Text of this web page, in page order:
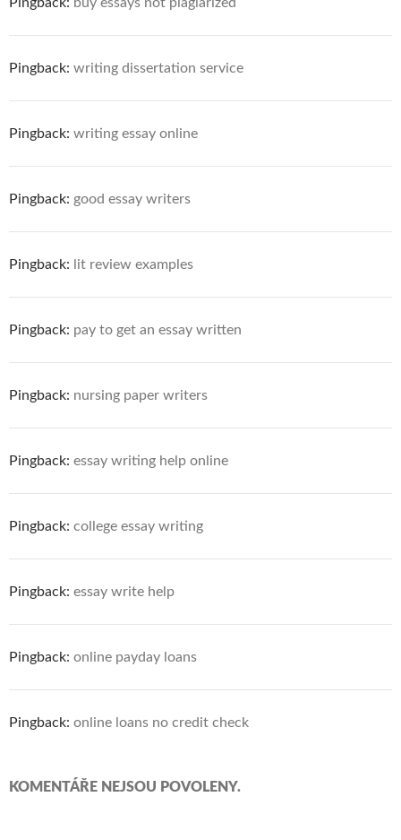
Pingback: writing dissertation service
Pingback: writing essay online
Pingback: good essay writers
Pingback: lit review examples
Pingback: pay to get an essay written
Pingback: nursing paper writers
Pingback: essay writing help online
Pingback: college essay writing
Pingback: essay write help
Pingback: online payday loans
Pingback: online loans no credit check
KOMENTÁŘE NEJSOU POVOLENY.